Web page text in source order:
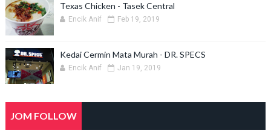
Texas Chicken - Tasek Central
Encik Anif Feb 19, 2019
Kedai Cermin Mata Murah - DR. SPECS
Encik Anif Jan 19, 2019
JOM FOLLOW